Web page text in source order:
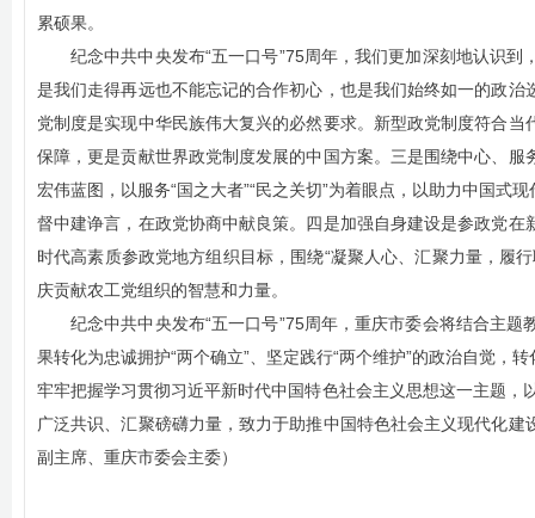
累硕果。
纪念中共中央发布“五一口号”75周年，我们更加深刻地认识
是我们走得再远也不能忘记的合作初心，也是我们始终如一的政
党制度是实现中华民族伟大复兴的必然要求。新型政党制度符合
保障，更是贡献世界政党制度发展的中国方案。三是围绕中心、
宏伟蓝图，以服务“国之大者”“民之关切”为着眼点，以助力中国
督中建诤言，在政党协商中献良策。四是加强自身建设是参政党
时代高素质参政党地方组织目标，围绕“凝聚人心、汇聚力量，履
庆贡献农工党组织的智慧和力量。
纪念中共中央发布“五一口号”75周年，重庆市委会将结合主
果转化为忠诚拥护“两个确立”、坚定践行“两个维护”的政治自觉，
牢牢把握学习贯彻习近平新时代中国特色社会主义思想这一主题
广泛共识、汇聚磅礴力量，致力于助推中国特色社会主义现代化
副主席、重庆市委会主委）